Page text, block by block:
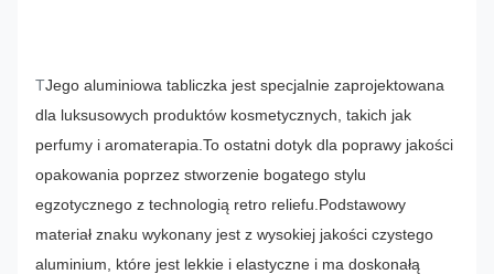
TJego aluminiowa tabliczka jest specjalnie zaprojektowana
dla luksusowych produktów kosmetycznych, takich jak
perfumy i aromaterapia.To ostatni dotyk dla poprawy jakości
opakowania poprzez stworzenie bogatego stylu
egzotycznego z technologią retro reliefu. Podstawowy
materiał znaku wykonany jest z wysokiej jakości czystego
aluminium, które jest lekkie i elastyczne i ma doskonałą